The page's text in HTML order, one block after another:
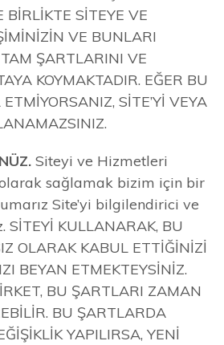
BİRLİKTE SİTEYE VE
VE BUNLARI
ŞARTLARINI VE
KOYMAKTADIR. EĞER BU
SİTE’Yİ VEYA
Siteyi ve Hizmetleri
sağlamak bizim için bir
Site’yi bilgilendirici ve
SİTEYİ KULLANARAK, BU
OLARAK KABUL ETTİĞİNİZİ
BEYAN ETMEKTEYSİNİZ.
BU ŞARTLARI ZAMAN
BU ŞARTLARDA
YAPILIRSA, YENİ